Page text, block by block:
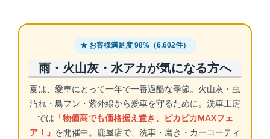
★ お客様満足度 98%（6,602件）
雨・火山灰・水アカが気になる方へ
夏は、愛車にとって一年で一番過酷な季節。火山灰・虫
汚れ・鳥フン・紫外線から愛車を守るために。洗車工房
では 「物価高でも価格据え置き、ピカピカMAXフェ
ア！」 を開催中。鹿屋店で、洗車・磨き・カーコーティ